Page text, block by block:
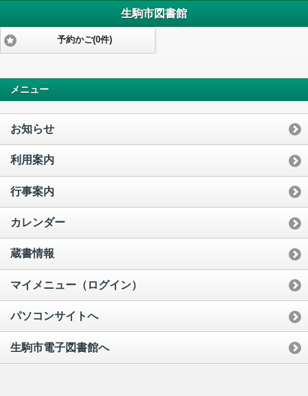
生駒市図書館
予約かご(0件)
メニュー
お知らせ
利用案内
行事案内
カレンダー
蔵書情報
マイメニュー（ログイン）
パソコンサイトへ
生駒市電子図書館へ